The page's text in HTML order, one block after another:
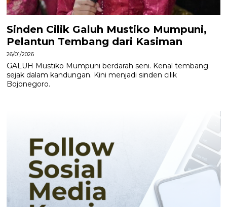
Sinden Cilik Galuh Mustiko Mumpuni,
Pelantun Tembang dari Kasiman
26/01/2026
GALUH Mustiko Mumpuni berdarah seni. Kenal tembang
sejak dalam kandungan. Kini menjadi sinden cilik
Bojonegoro.